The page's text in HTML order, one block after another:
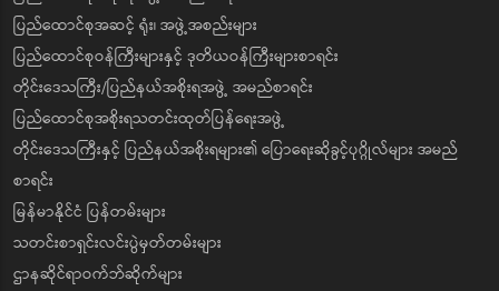
ပြည်ထောင်စုအဆင့် ရုံး၊ အဖွဲ့အစည်းများ
ပြည်ထောင်စုဝန်ကြီးများနှင့် ဒုတိယဝန်ကြီးများစာရင်း
တိုင်းဒေသကြီး/ပြည်နယ်အစိုးရအဖွဲ့ အမည်စာရင်း
ပြည်ထောင်စုအစိုးရသတင်းထုတ်ပြန်ရေးအဖွဲ့
တိုင်းဒေသကြီးနှင့် ပြည်နယ်အစိုးရများ၏ ပြောရေးဆိုခွင့်ပုဂ္ဂိုလ်များ အမည်
စာရင်း
မြန်မာနိုင်ငံ ပြန်တမ်းများ
သတင်းစာရှင်းလင်းပွဲမှတ်တမ်းများ
ဌာနဆိုင်ရာဝက်ဘ်ဆိုက်များ